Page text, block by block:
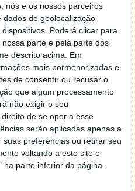
nós e os nossos parceiros
de geolocalização
Poderá clicar para
parte e pela parte dos
descrito acima. Em
mais pormenorizadas e
de consentir ou recusar o
que algum processamento
não exigir o seu
de se opor a esse
serão aplicadas apenas a
preferências ou retirar seu
voltando a este site e
parte inferior da página.
do hipercarro é o
de dinâmica de
e testes em túnel de
da carroçaria foram
para minimizar a
descendente,
e um comportamento
marcantes do Jesko
ativa, que ajusta
para otimizar o
base na velocidade e